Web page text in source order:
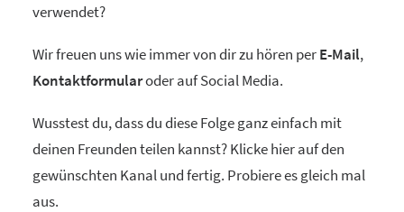
verwendet?
Wir freuen uns wie immer von dir zu hören perE-Mail,
Kontaktformularoder auf Social Media.
Wusstest du, dass du diese Folge ganz einfach mit
deinen Freunden teilen kannst? Klicke hier auf den
gewünschten Kanal und fertig. Probiere es gleich mal
aus.